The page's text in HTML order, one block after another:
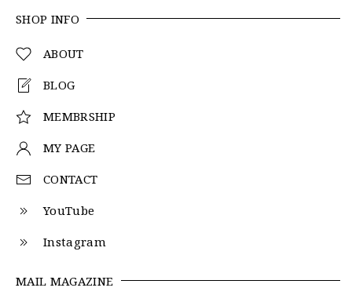
SHOP INFO
ABOUT
BLOG
MEMBRSHIP
MY PAGE
CONTACT
YouTube
Instagram
MAIL MAGAZINE